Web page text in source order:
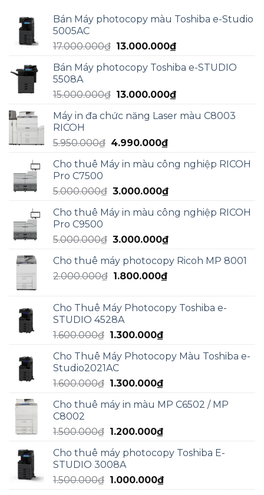
Bán Máy photocopy màu Toshiba e-Studio
5005AC
17.000.000₫ Giá
là:
13.000.000₫Giá
tại
13.000.000₫.
Bán Máy photocopy Toshiba e-STUDIO
5508A
15.000.000₫ Giá
là:
13.000.000₫Giá
tại
Máy in đa chức năng Laser màu C8003
RICOH
5.950.000₫ Giá
là:
4.990.000₫Giá
tại
4.990.000₫.
Cho thuê Máy in màu công nghiệp RICOH
Pro C7500
5.000.000₫ Giá
là:
3.000.000₫Giá
tại
3.000.000₫.
Cho thuê Máy in màu công nghiệp RICOH
Pro C9500
5.000.000₫ Giá
là:
5.000.000₫.
3.000.000₫Giá
tại
Cho thuê máy photocopy Ricoh MP 8001
2.000.000₫ Giá
2.000.000₫.
1.800.000₫Giá
là:
Cho Thuê Máy Photocopy Toshiba e-
STUDIO 4528A
1.600.000₫ Giá
là:
1.600.000₫.
1.300.000₫Giá
tại
1.300.000₫.
Cho Thuê Máy Photocopy Màu Toshiba e-
Studio2021AC
1.600.000₫ Giá
là:
1.300.000₫Giá
tại
1.300.000₫.
Cho thuê máy in màu MP C6502 / MP
C8002
1.500.000₫ Giá
là:
1.500.000₫.
1.200.000₫Giá
tại
1.200.000₫.
Cho thuê máy photocopy Toshiba E-
STUDIO 3008A
1.500.000₫ Giá
1.000.000₫Giá